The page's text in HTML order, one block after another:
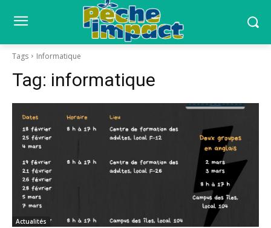
Tags Informatique
Tag: informatique
Actualités